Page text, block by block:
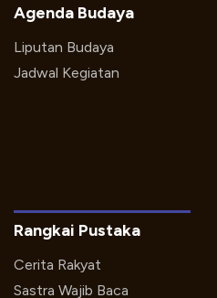
Agenda Budaya
Liputan Budaya
Jadwal Kegiatan
Rangkai Pustaka
Cerita Rakyat
Sastra Wajib Baca